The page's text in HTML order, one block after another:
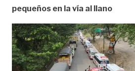
pequeños en la vía al llano